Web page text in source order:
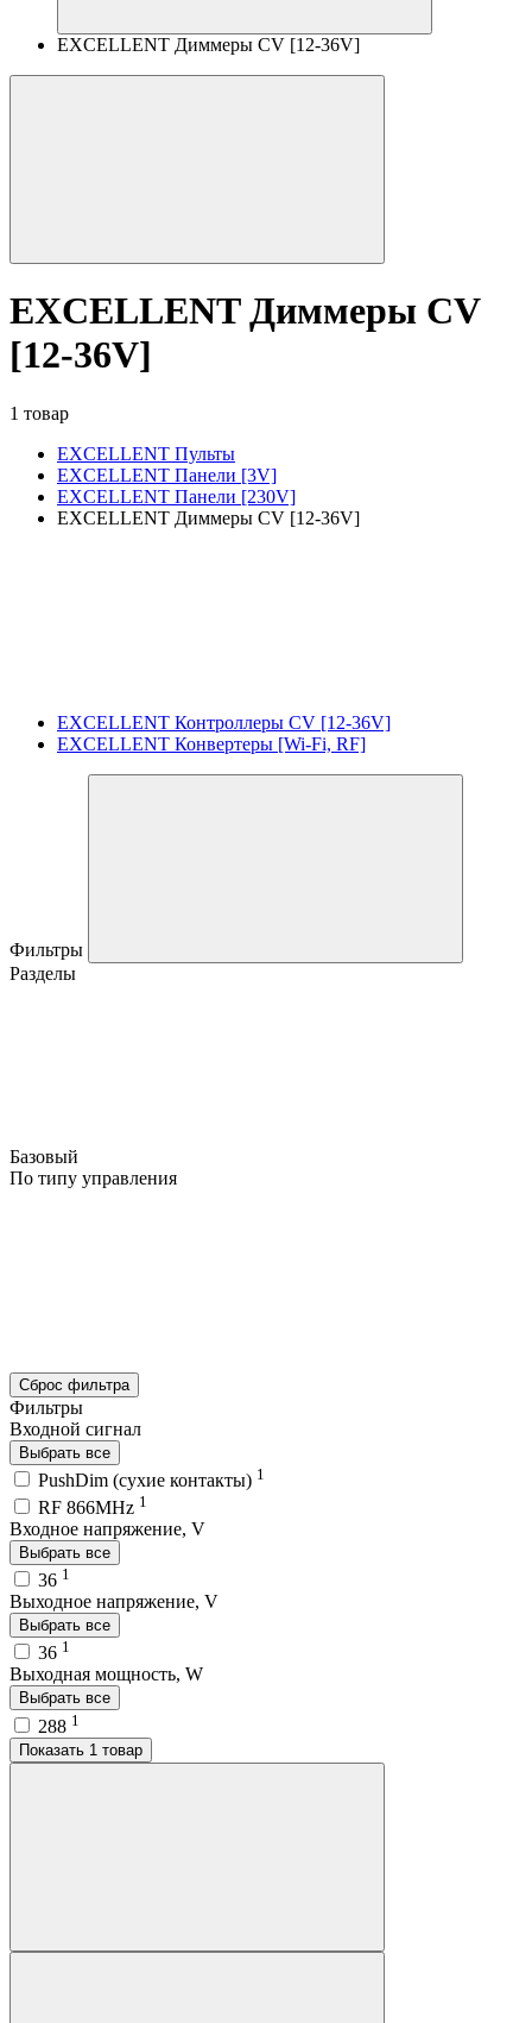
EXCELLENT Диммеры CV [12-36V]
EXCELLENT Диммеры CV
[12-36V]
1 товар
EXCELLENT Пульты
EXCELLENT Панели [3V]
EXCELLENT Панели [230V]
EXCELLENT Диммеры CV [12-36V]
EXCELLENT Контроллеры CV [12-36V]
EXCELLENT Конвертеры [Wi-Fi, RF]
Фильтры
Разделы
Базовый
По типу управления
Сброс фильтра
Фильтры
Входной сигнал
Выбрать все
PushDim (сухие контакты) 1
RF 866MHz 1
Входное напряжение, V
Выбрать все
36 1
Выходное напряжение, V
Выбрать все
36 1
Выходная мощность, W
Выбрать все
288 1
Показать 1 товар